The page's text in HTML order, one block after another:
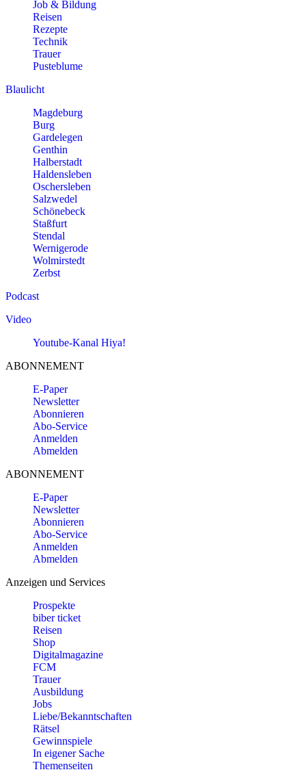
Job & Bildung
Reisen
Rezepte
Technik
Trauer
Pusteblume
Blaulicht
Magdeburg
Burg
Gardelegen
Genthin
Halberstadt
Haldensleben
Oschersleben
Salzwedel
Schönebeck
Staßfurt
Stendal
Wernigerode
Wolmirstedt
Zerbst
Podcast
Video
Youtube-Kanal Hiya!
ABONNEMENT
E-Paper
Newsletter
Abonnieren
Abo-Service
Anmelden
Abmelden
ABONNEMENT
E-Paper
Newsletter
Abonnieren
Abo-Service
Anmelden
Abmelden
Anzeigen und Services
Prospekte
biber ticket
Reisen
Shop
Digitalmagazine
FCM
Trauer
Ausbildung
Jobs
Liebe/Bekanntschaften
Rätsel
Gewinnspiele
In eigener Sache
Themenseiten